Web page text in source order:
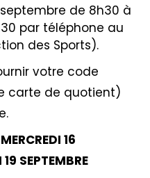
de 8h30 à
par téléphone au
des Sports).
votre code
carte de quotient)
16
SEPTEMBRE